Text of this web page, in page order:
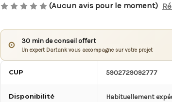
(Aucun avis pour le moment)
⊙ 30 min de conseil offert
Un expert Dartank vous accompagne sur votre projet
CUP 5902729092777
Disponibilité Habituellement